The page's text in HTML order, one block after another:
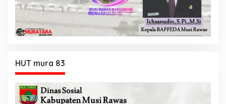
HUT mura 83